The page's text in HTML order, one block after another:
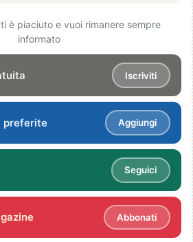
è piaciuto e vuoi rimanere sempre
informato
Iscriviti
preferite Aggiungi
Seguici
Abbonati